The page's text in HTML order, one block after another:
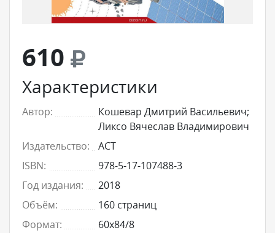
610
Характеристики
Автор:
Кошевар Дмитрий Васильевич;
Ликсо Вячеслав Владимирович
Издательство:
АСТ
ISBN:
978-5-17-107488-3
Год издания:
2018
Объём:
160 страниц
Формат:
60x84/8